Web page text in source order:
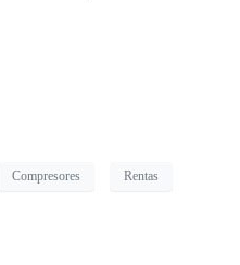
Compresores Rentas